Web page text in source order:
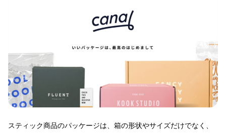
スティック商品のパッケージは、箱の形状やサイズだけでなく、